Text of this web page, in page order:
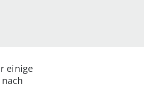
einige